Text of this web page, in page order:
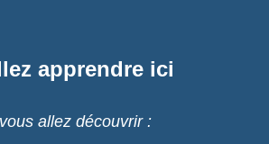
apprendre ici
allez découvrir :